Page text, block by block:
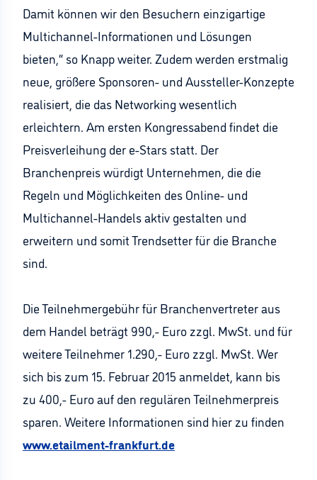
Damit können wir den Besuchern einzigartige
Multichannel-Informationen und Lösungen
bieten,“ so Knapp weiter. Zudem werden erstmalig
neue, größere Sponsoren- und Aussteller-Konzepte
realisiert, die das Networking wesentlich
erleichtern. Am ersten Kongressabend findet die
Preisverleihung der e-Stars statt. Der
Branchenpreis würdigt Unternehmen, die die
Regeln und Möglichkeiten des Online- und
Multichannel-Handels aktiv gestalten und
erweitern und somit Trendsetter für die Branche
sind.
Die Teilnehmergebühr für Branchenvertreter aus
dem Handel beträgt 990,- Euro zzgl. MwSt. und für
weitere Teilnehmer 1.290,- Euro zzgl. MwSt. Wer
sich bis zum 15. Februar 2015 anmeldet, kann bis
zu 400,- Euro auf den regulären Teilnehmerpreis
sparen. Weitere Informationen sind hier zu finden
www.etailment-frankfurt.de